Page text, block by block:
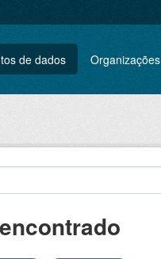
de dados Organizações